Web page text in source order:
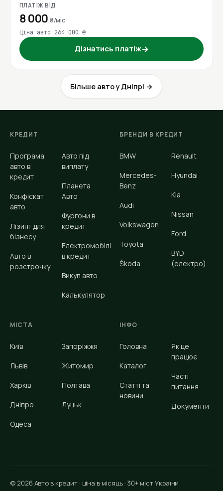
ПЛАТІЖ ВІД
8 000₴/міс
Ціна авто 264 000 ₴
Дізнатись платіж→
Більше авто у Дніпрі →
КРЕДИТ
Програма
авто в
кредит
Конфіскат
авто
Лізинг для
бізнесу
Авто в
розстрочку
Авто під
виплату
Планета
Авто
Фургони в
кредит
Електромобілі
в кредит
Викуп авто
Калькулятор
БРЕНДИ В КРЕДИТ
BMW
Mercedes-
Benz
Audi
Volkswagen
Toyota
Škoda
Renault
Hyundai
Kia
Nissan
Ford
BYD
(електро)
МІСТА
Київ
Львів
Харків
Дніпро
Одеса
Запоріжжя
Житомир
Полтава
Луцьк
ІНФО
Головна
Каталог
Статті та
новини
Як це
працює
Часті
питання
Документи
© 2026 Авто в кредит · ціна в місяць · 30+ міст України